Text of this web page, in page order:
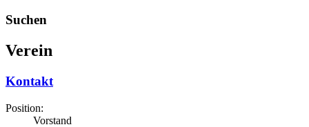
Suchen
Verein
Kontakt
Position:
Vorstand